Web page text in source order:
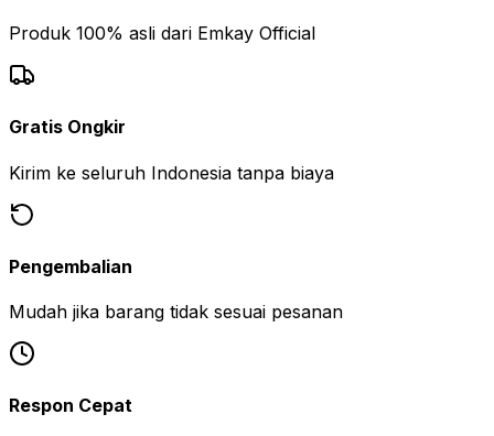
Produk 100% asli dari Emkay Official
Gratis Ongkir
Kirim ke seluruh Indonesia tanpa biaya
Pengembalian
Mudah jika barang tidak sesuai pesanan
Respon Cepat